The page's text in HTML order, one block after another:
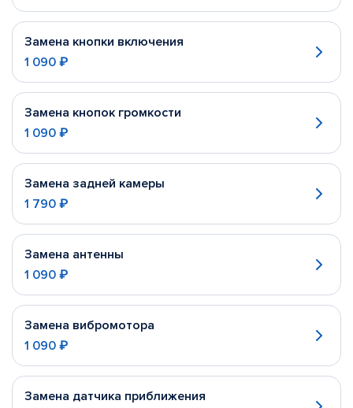
Замена кнопки включения
1 090 ₽
Замена кнопок громкости
1 090 ₽
Замена задней камеры
1 790 ₽
Замена антенны
1 090 ₽
Замена вибромотора
1 090 ₽
Замена датчика приближения